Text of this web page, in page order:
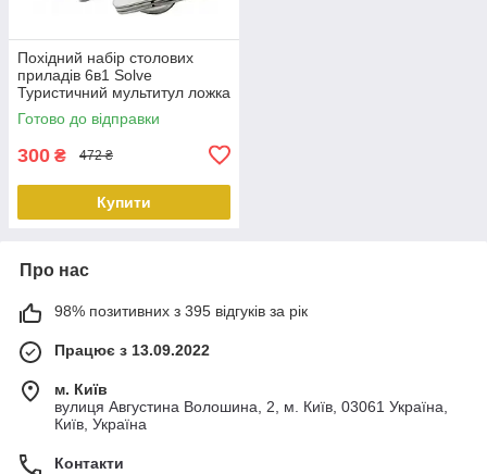
Похідний набір столових
приладів 6в1 Solve
Туристичний мультитул ложка
вилка ніж штопор KT6010602
PeremogaUA
Готово до відправки
300 ₴ 472 ₴
Купити
Про нас
98% позитивних з 395 відгуків за рік
Працює з 13.09.2022
м. Київ
вулиця Августина Волошина, 2, м. Київ, 03061 Україна,
Київ, Україна
Контакти